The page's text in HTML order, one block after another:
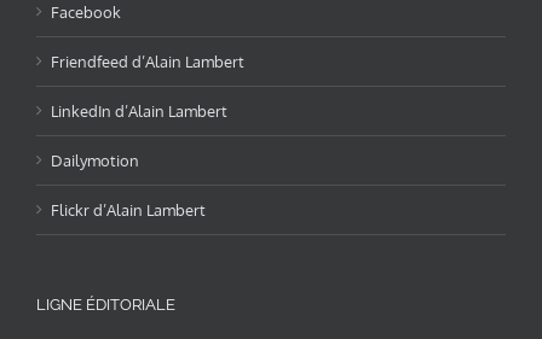
Facebook
Friendfeed d’Alain Lambert
LinkedIn d’Alain Lambert
Dailymotion
Flickr d’Alain Lambert
LIGNE ÉDITORIALE